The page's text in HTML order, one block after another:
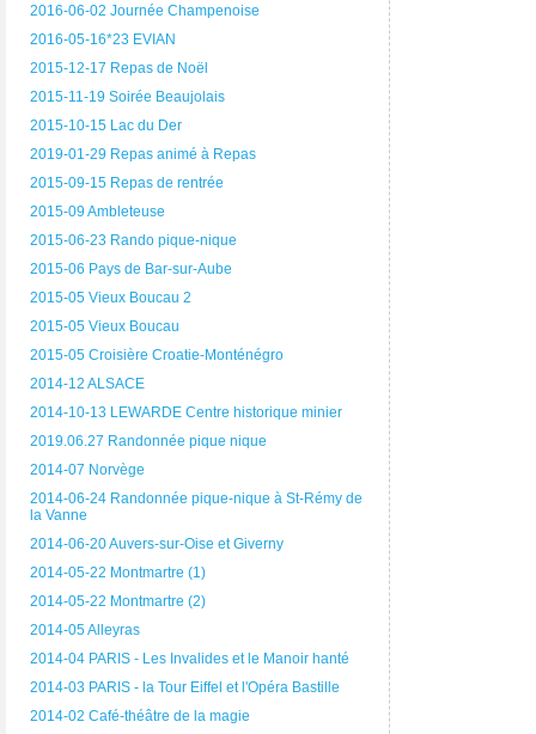
2016-06-02 Journée Champenoise
2016-05-16*23 EVIAN
2015-12-17 Repas de Noël
2015-11-19 Soirée Beaujolais
2015-10-15 Lac du Der
2019-01-29 Repas animé à Repas
2015-09-15 Repas de rentrée
2015-09 Ambleteuse
2015-06-23 Rando pique-nique
2015-06 Pays de Bar-sur-Aube
2015-05 Vieux Boucau 2
2015-05 Vieux Boucau
2015-05 Croisière Croatie-Monténégro
2014-12 ALSACE
2014-10-13 LEWARDE Centre historique minier
2019.06.27 Randonnée pique nique
2014-07 Norvège
2014-06-24 Randonnée pique-nique à St-Rémy de
la Vanne
2014-06-20 Auvers-sur-Oise et Giverny
2014-05-22 Montmartre (1)
2014-05-22 Montmartre (2)
2014-05 Alleyras
2014-04 PARIS - Les Invalides et le Manoir hanté
2014-03 PARIS - la Tour Eiffel et l'Opéra Bastille
2014-02 Café-théâtre de la magie